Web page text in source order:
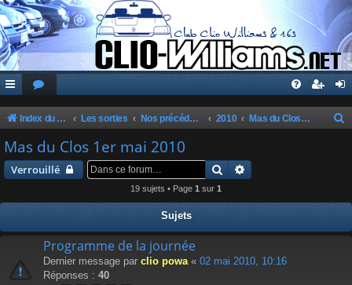
Index du forum Les sorties Nos précédentes sorties 2010 Mas du Clos 1er mai 2010
Mas du Clos 1er mai 2010
Verrouillé Rechercher
19 sujets • Page 1 sur 1
Sujets
Programme de la journée
Dernier message par clio powa « 02 mai 2010, 10:16
Réponses : 40